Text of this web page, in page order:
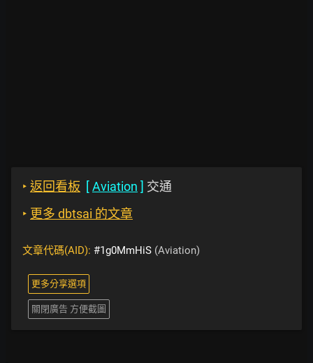
‣ 返回看板 [Aviation ] 交通
‣ 更多 dbtsai 的文章
文章代碼(AID): #1g0MmHiS (Aviation)
更多分享選項
關閉廣告 方便截圖